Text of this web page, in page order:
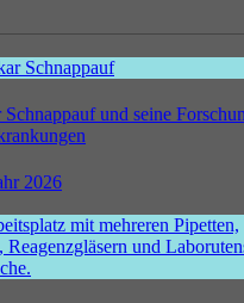
und seine
2026